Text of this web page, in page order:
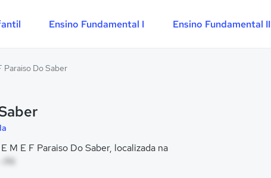
Ensino Fundamental I Ensino Fundamental II
Paraiso Do Saber
M E F Paraiso Do Saber, localizada na